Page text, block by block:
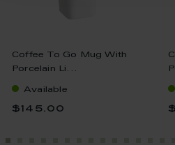
Coffee To Go Mug With
Porcelain Li...
Available
$145.00